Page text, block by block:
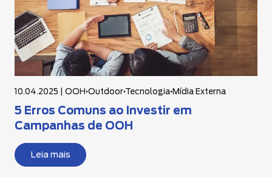
10.04.2025 | OOH•Outdoor•Tecnologia•Mídia Externa
5 Erros Comuns ao Investir em
Campanhas de OOH
Leia mais